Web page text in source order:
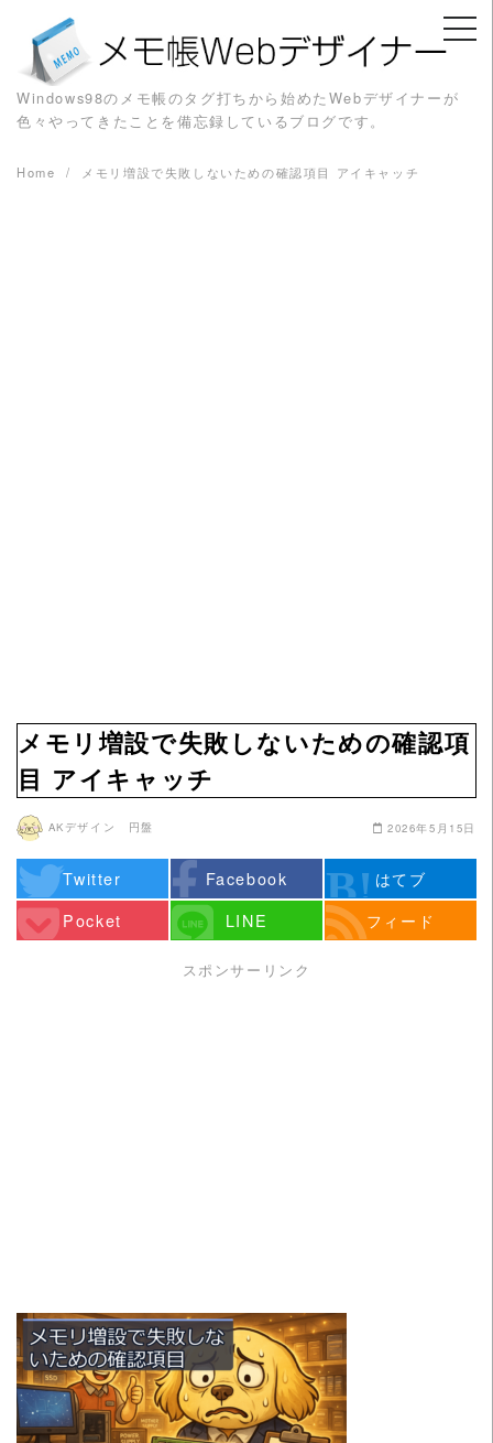
content
Windows98のメモ帳のタグ打ちから始めたWebデザイナーが
色々やってきたことを備忘録しているブログです。
Home メモリ増設で失敗しないための確認項目 アイキャッチ
メモリ増設で失敗しないための確認項
目 アイキャッチ
AKデザイン 円盤 2026年5月15日
Twitter Facebook
はてブ
Pocket
LINE フィード
スポンサーリンク